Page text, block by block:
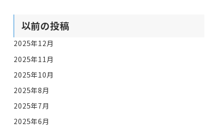
以前の投稿
2025年12月
2025年11月
2025年10月
2025年8月
2025年7月
2025年6月